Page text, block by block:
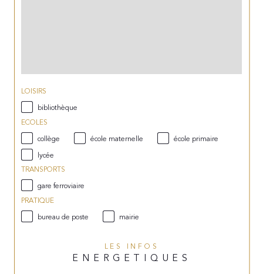
LOISIRS
bibliothèque
ECOLES
collège
école maternelle
école primaire
lycée
TRANSPORTS
gare ferroviaire
PRATIQUE
bureau de poste
mairie
LES INFOS
ENERGETIQUES